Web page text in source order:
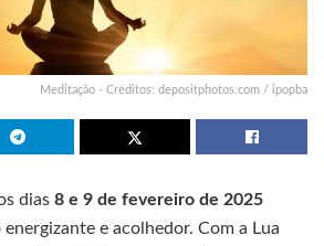
Meditação - Créditos: depositphotos.com / ipopba
dias 8 e 9 de fevereiro de 2025
e acolhedor. Com a Lua